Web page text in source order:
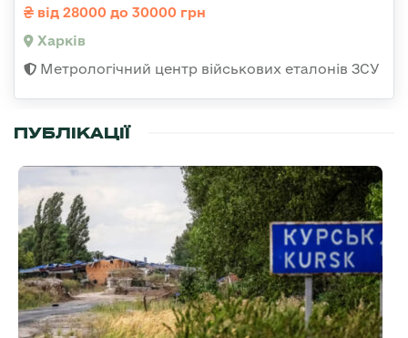
від 28000 до 30000 грн
Харків
Метрологічний центр військових еталонів ЗСУ
ПУБЛІКАЦІЇ